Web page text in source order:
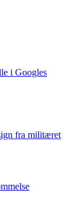
i Googles
fra militæret